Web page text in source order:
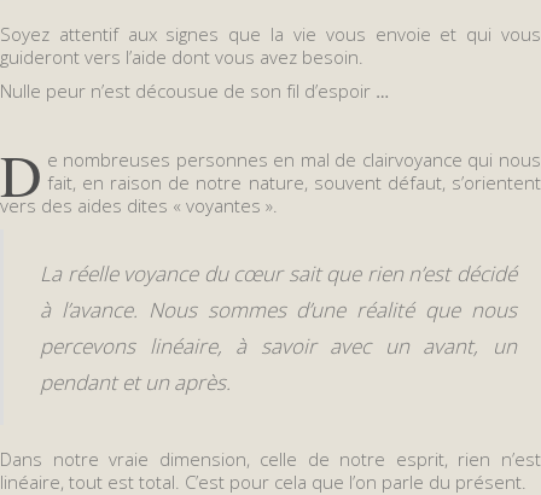
Soyez attentif aux signes que la vie vous envoie et qui vous
guideront vers l’aide dont vous avez besoin.
Nulle peur n’est décousue de son fil d’espoir …
D e nombreuses personnes en mal de clairvoyance qui nous
fait, en raison de notre nature, souvent défaut, s’orientent
vers des aides dites « voyantes ».
La réelle voyance du cœur sait que rien n’est décidé
à l’avance. Nous sommes d’une réalité que nous
percevons linéaire, à savoir avec un avant, un
pendant et un après.
Dans notre vraie dimension, celle de notre esprit, rien n’est
linéaire, tout est total. C’est pour cela que l’on parle du présent.